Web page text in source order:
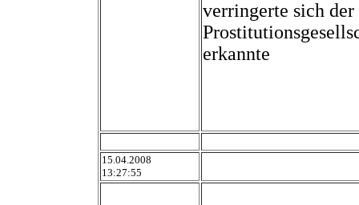
verringerte sich
erkannte
15.04.2008
13:27:55